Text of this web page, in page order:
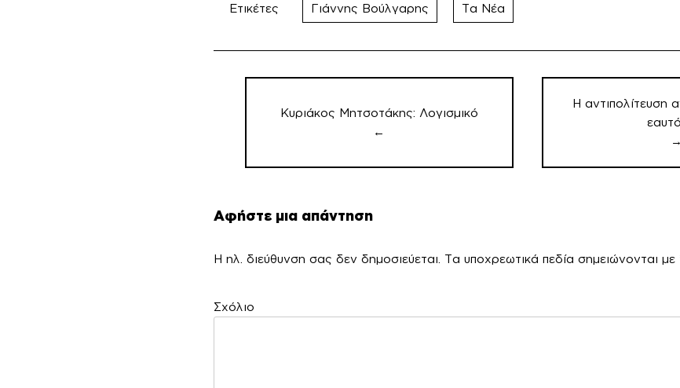
Ετικέτες Γιάννης Βούλγαρης Τα Νέα
Πλοήγηση
Κυριάκος Μητσοτάκης: Λογισμικό
←
Η αντιπολίτευση
→
Αφήστε μια απάντηση
Η ηλ. διεύθυνση σας δεν δημοσιεύεται. Τα υποχρεωτικά πεδία σημειώνονται με